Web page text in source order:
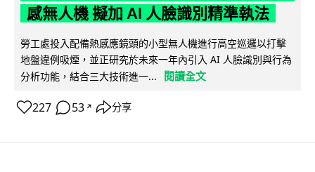
感無人機 擬加 AI 人臉識別精準執法
勞工處投入配備熱感應鏡頭的小型無人機進行高空巡邏以打擊
地盤違例吸煙，並正研究於未來一年內引入 AI 人臉識別與行為
分析功能，結合三大技術進一...
閱讀全文
227 53 ↗ 分享